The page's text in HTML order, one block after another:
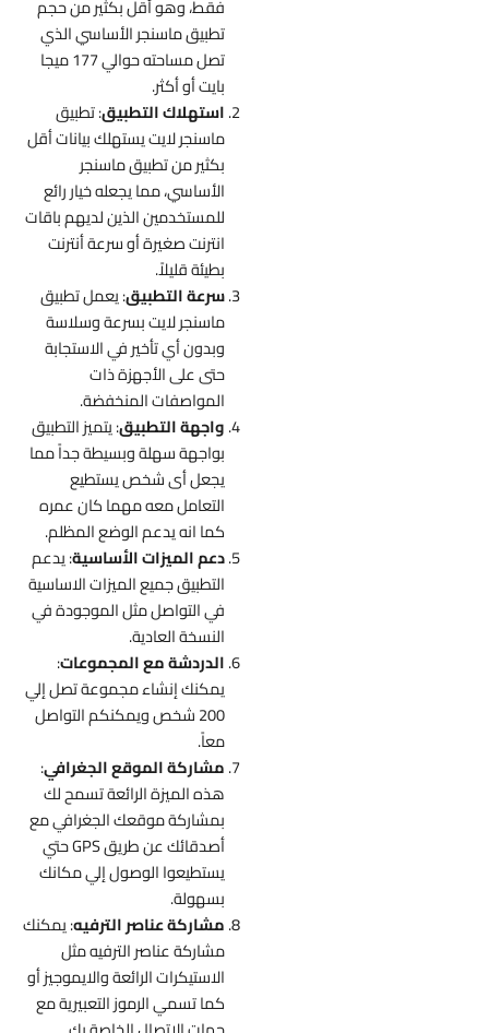
فقط، وهو أقل بكثير من حجم
تطبيق ماسنجر الأساسي الذي
تصل مساحته حوالي 177 ميجا
بايت أو أكثر.
استهلاك التطبيق: تطبيق
ماسنجر لايت يستهلك بيانات أقل
بكثير من تطبيق ماسنجر
الأساسي، مما يجعله خيار رائع
للمستخدمين الذين لديهم باقات
انترنت صغيرة أو سرعة أنترنت
بطيئة قليلاً.
سرعة التطبيق: يعمل تطبيق
ماسنجر لايت بسرعة وسلاسة
وبدون أي تأخير في الاستجابة
حتى على الأجهزة ذات
المواصفات المنخفضة.
واجهةالتطبيق: يتميز التطبيق
بواجهة سهلة وبسيطة جداً مما
يجعل أى شخص يستطيع
التعامل معه مهما كان عمره
كما انه يدعم الوضع المظلم.
دعم الميزات الأساسية: يدعم
التطبيق جميع الميزات الاساسية
في التواصل مثل الموجودة في
النسخة العادية.
الدردشة مع المجموعات:
يمكنك إنشاء مجموعة تصل إلي
200 شخص ويمكنكم التواصل
معاً.
مشاركة الموقع الجغرافي:
هذه الميزة الرائعة تسمح لك
بمشاركة موقعك الجغرافي مع
أصدقائك عن طريق GPS حتي
يستطيعوا الوصول إلي مكانك
بسهولة.
مشاركة عناصر الترفيه: يمكنك
مشاركة عناصر الترفيه مثل
الاستيكرات الرائعة والايموجيز أو
كما تسمي الرموز التعبيرية مع